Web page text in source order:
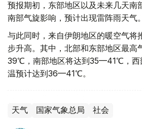
预报期初，东部地区以及未来几天南
南部气旋影响，预计出现雷阵雨天气。
与此同时，来自伊朗地区的暖空气将
步升高。其中，北部和东部地区最
39℃，南部地区将达到35—41℃，西
温预计达到36—41℃。
天气 国家气象总局 社会